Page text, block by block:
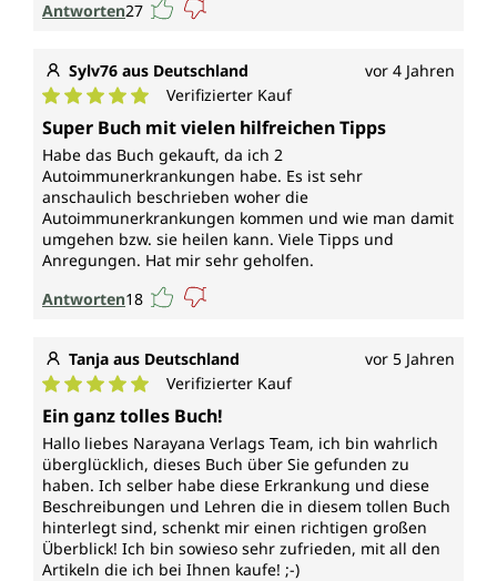
Antworten27
Sylv76 aus Deutschland vor 4 Jahren
Durchschnittliche Bewertung von 5 von 5 Sternen
Verifizierter Kauf
Super Buch mit vielen hilfreichen Tipps
Habe das Buch gekauft, da ich 2
Autoimmunerkrankungen habe. Es ist sehr
anschaulich beschrieben woher die
Autoimmunerkrankungen kommen und wie man damit
umgehen bzw. sie heilen kann. Viele Tipps und
Anregungen. Hat mir sehr geholfen.
Antworten18
Tanja aus Deutschland vor 5 Jahren
Durchschnittliche Bewertung von 5 von 5 Sternen
Verifizierter Kauf
Ein ganz tolles Buch!
Hallo liebes Narayana Verlags Team, ich bin wahrlich
überglücklich, dieses Buch über Sie gefunden zu
haben. Ich selber habe diese Erkrankung und diese
Beschreibungen und Lehren die in diesem tollen Buch
hinterlegt sind, schenkt mir einen richtigen großen
Überblick! Ich bin sowieso sehr zufrieden, mit all den
Artikeln die ich bei Ihnen kaufe! ;-)